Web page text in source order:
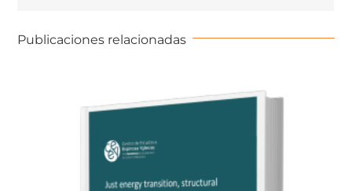
Publicaciones relacionadas